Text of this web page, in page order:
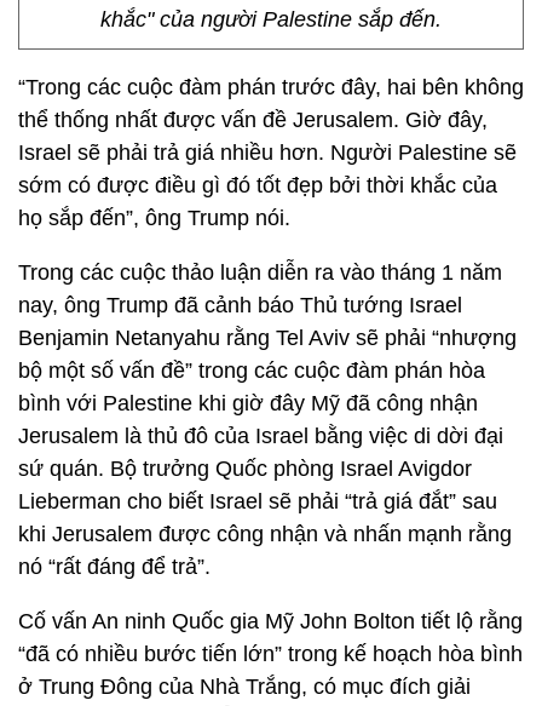
khắc" của người Palestine sắp đến.
“Trong các cuộc đàm phán trước đây, hai bên không
thể thống nhất được vấn đề Jerusalem. Giờ đây,
Israel sẽ phải trả giá nhiều hơn. Người Palestine sẽ
sớm có được điều gì đó tốt đẹp bởi thời khắc của
họ sắp đến”, ông Trump nói.
Trong các cuộc thảo luận diễn ra vào tháng 1 năm
nay, ông Trump đã cảnh báo Thủ tướng Israel
Benjamin Netanyahu rằng Tel Aviv sẽ phải “nhượng
bộ một số vấn đề” trong các cuộc đàm phán hòa
bình với Palestine khi giờ đây Mỹ đã công nhận
Jerusalem là thủ đô của Israel bằng việc di dời đại
sứ quán. Bộ trưởng Quốc phòng Israel Avigdor
Lieberman cho biết Israel sẽ phải “trả giá đắt” sau
khi Jerusalem được công nhận và nhấn mạnh rằng
nó “rất đáng để trả”.
Cố vấn An ninh Quốc gia Mỹ John Bolton tiết lộ rằng
“đã có nhiều bước tiến lớn” trong kế hoạch hòa bình
ở Trung Đông của Nhà Trắng, có mục đích giải